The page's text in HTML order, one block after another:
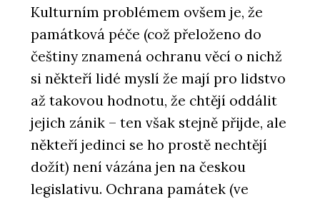
Kulturním problémem ovšem je, že
památková péče (což přeloženo do
češtiny znamená ochranu věcí o nichž
si někteří lidé myslí že mají pro lidstvo
až takovou hodnotu, že chtějí oddálit
jejich zánik – ten však stejně přijde, ale
někteří jedinci se ho prostě nechtějí
dožít) není vázána jen na českou
legislativu. Ochrana památek (ve